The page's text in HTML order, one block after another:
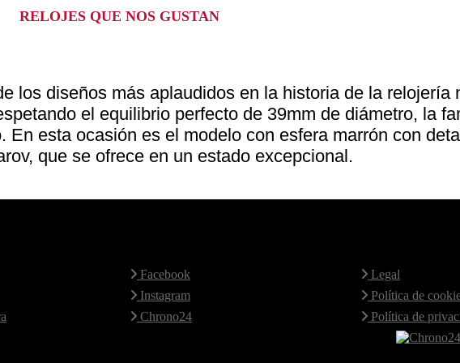
RELOJES QUE NOS GUSTAN
los diseños más aplaudidos en la historia de la relojería
el equilibrio perfecto de 39mm de diámetro, la
esta ocasión es el modelo con esfera marrón con
que se ofrece en un estado excepcional.
Facebook
Instagram
Chrono24
Legal
Política de
Política de